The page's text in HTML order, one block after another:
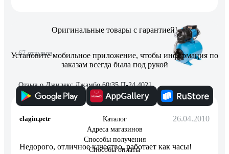
67 отзывов
Отзыв о Джилекс Джамбо 60/35 П-24 4021
elagin.petr 26.04.2010
Недорого, отличное качество, работает как часы!
Оригинальные товары с гарантией!
Установите мобильное приложение, чтобы информация по
заказам всегда была под рукой
Каталог
Адреса магазинов
Способы получения
Способы оплаты